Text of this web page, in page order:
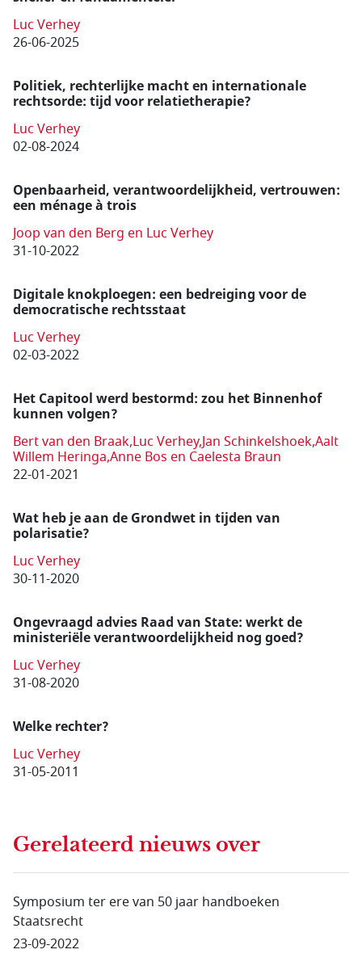
Luc Verhey
26-06-2025
Politiek, rechterlijke macht en internationale
rechtsorde: tijd voor relatietherapie?
Luc Verhey
02-08-2024
Openbaarheid, verantwoordelijkheid, vertrouwen:
een ménage à trois
Joop van den Berg en Luc Verhey
31-10-2022
Digitale knokploegen: een bedreiging voor de
democratische rechtsstaat
Luc Verhey
02-03-2022
Het Capitool werd bestormd: zou het Binnenhof
kunnen volgen?
Bert van den Braak,Luc Verhey,Jan Schinkelshoek,Aalt
Willem Heringa,Anne Bos en Caelesta Braun
22-01-2021
Wat heb je aan de Grondwet in tijden van
polarisatie?
Luc Verhey
30-11-2020
Ongevraagd advies Raad van State: werkt de
ministeriële verantwoordelijkheid nog goed?
Luc Verhey
31-08-2020
Welke rechter?
Luc Verhey
31-05-2011
Gerelateerd nieuws over
Symposium ter ere van 50 jaar handboeken
Staatsrecht
23-09-2022